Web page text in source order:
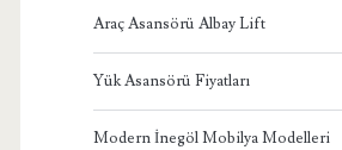
Araç Asansörü Albay Lift
Yük Asansörü Fiyatları
Modern İnegöl Mobilya Modelleri